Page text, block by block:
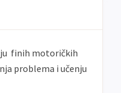
finih motoričkih
problema i učenju